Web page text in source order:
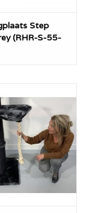
Step
(RHR-S-55-